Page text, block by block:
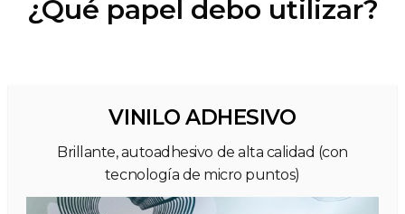
¿Qué papel debo utilizar?
VINILO ADHESIVO
Brillante, autoadhesivo de alta calidad (con
tecnología de micro puntos)